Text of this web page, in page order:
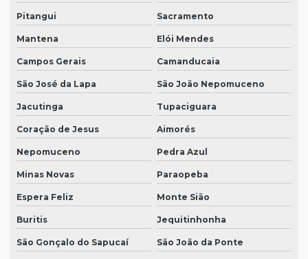
Pitangui Sacramento
Mantena Elói Mendes
Campos Gerais Camanducaia
São José da Lapa São João Nepomuceno
Jacutinga Tupaciguara
Coração de Jesus Aimorés
Nepomuceno Pedra Azul
Minas Novas Paraopeba
Espera Feliz Monte Sião
Buritis Jequitinhonha
São Gonçalo do Sapucaí São João da Ponte